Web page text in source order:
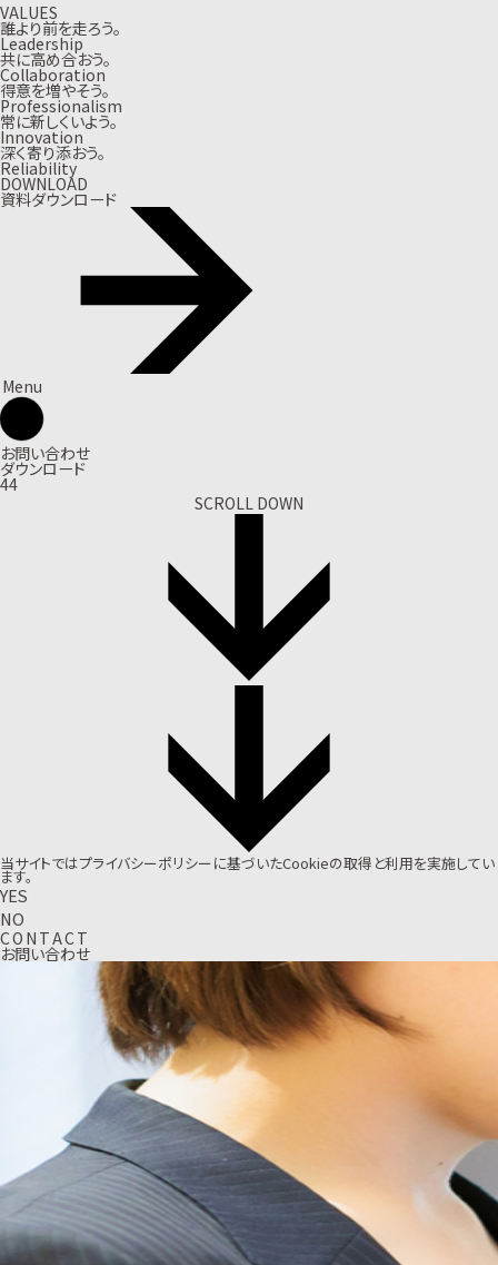
VALUES
誰より前を走ろう。
Leadership
共に高め合おう。
Collaboration
得意を増やそう。
Professionalism
常に新しくいよう。
Innovation
深く寄り添おう。
Reliability
DOWNLOAD
資料ダウンロード
Menu
お問い合わせ
ダウンロード
44
SCROLL DOWN
当サイトではプライバシーポリシーに基づいたCookieの取得と利用を実施してい
ます。
YES
NO
CO N TACT
お問い合わせ